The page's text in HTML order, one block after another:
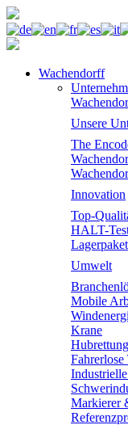
Wachendorff
Unsere
The
Innovation
Top-
HALT-
Umwelt
Mobile
Krane
Fahrerlose
Markierer